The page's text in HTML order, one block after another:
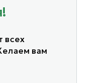
всех
вам